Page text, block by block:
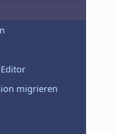
migrieren